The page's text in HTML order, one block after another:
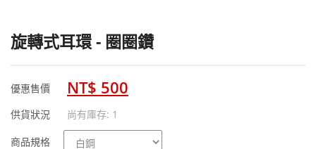
旋轉式耳環 - 圈圈鑽
優惠售價 NT$ 500
供貨狀況 尚有庫存: 1
商品規格
商